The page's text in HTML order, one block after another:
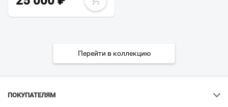
Перейти в коллекцию
ПОКУПАТЕЛЯМ